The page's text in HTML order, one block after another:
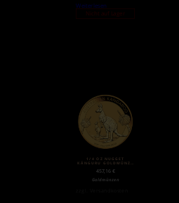
Weiterlesen
Nicht auf Lager
1/4 OZ NUGGET
KÄNGURU GOLDMÜNZE
457,16 €
Goldmünzen